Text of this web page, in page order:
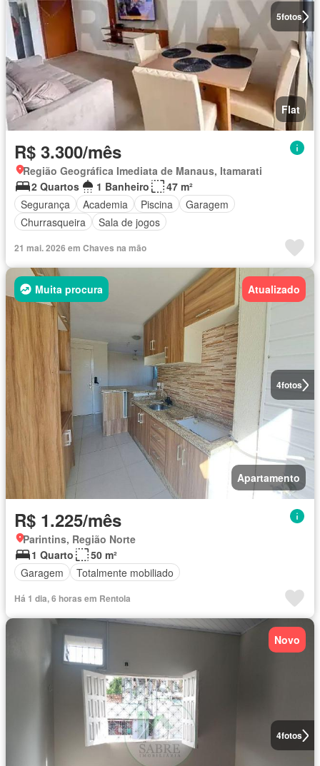
5fotos
Flat
R$ 3.300/mês
Região Geográfica Imediata de Manaus, Itamarati
2 Quartos
1 Banheiro
47 m²
Segurança
Academia Piscina
Garagem
Churrasqueira
Sala de jogos
21 mai. 2026 em Chaves na mão
4fotos
Muita procura Atualizado
Apartamento
R$ 1.225/mês
Parintins, Região Norte
1 Quarto
50 m²
Garagem
Totalmente mobiliado
Há 1 dia, 6 horas em Rentola
4fotos
Novo